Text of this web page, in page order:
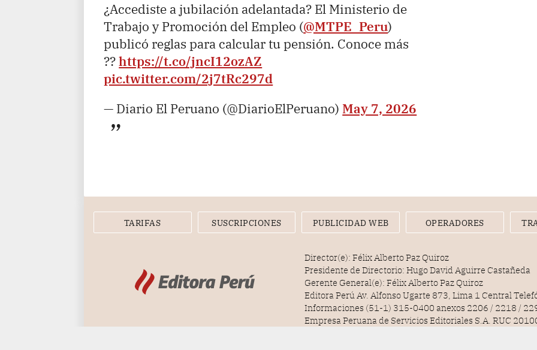
¿Accediste a jubilación adelantada? El Ministerio de
Trabajo y Promoción del Empleo (@MTPE_Peru)
publicó reglas para calcular tu pensión. Conoce más
??https://t.co/jncI12ozAZ
pic.twitter.com/2j7tRc297d
— Diario El Peruano (@DiarioElPeruano) May 7, 2026
TARIFAS SUSCRIPCIONES PUBLICIDAD WEB OPERADORES
Director(e): Félix Alberto Paz Quiroz
Presidente de Directorio: Hugo David Aguirre Castañeda
Gerente General(e): Félix Alberto Paz Quiroz
Editora Perú Av. Alfonso Ugarte 873, Lima 1 Central
Informaciones (51-1) 315-0400 anexos 2206 / 2218 /
Empresa Peruana de Servicios Editoriales S.A. RUC